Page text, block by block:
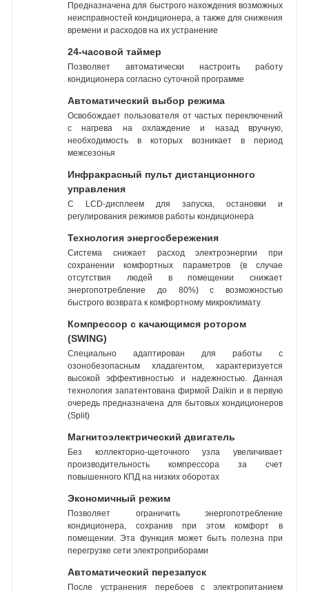
Предназначена для быстрого нахождения возможных
неисправностей кондиционера, а также для снижения
времени и расходов на их устранение
24-часовой таймер
Позволяет автоматически настроить работу
кондиционера согласно суточной программе
Автоматический выбор режима
Освобождает пользователя от частых переключений
с нагрева на охлаждение и назад вручную,
необходимость в которых возникает в период
межсезонья
Инфракрасный пульт дистанционного
управления
С LCD-дисплеем для запуска, остановки и
регулирования режимов работы кондиционера
Технология энергосбережения
Система снижает расход электроэнергии при
сохранении комфортных параметров (в случае
отсутствия людей в помещении снижает
энергопотребление до 80%) с возможностью
быстрого возврата к комфортному микроклимату
Компрессор с качающимся ротором
(SWING)
Специально адаптирован для работы с
озонобезопасным хладагентом, характеризуется
высокой эффективностью и надежностью. Данная
технология запатентована фирмой Daikin и в первую
очередь предназначена для бытовых кондиционеров
(Split)
Магнитоэлектрический двигатель
Без коллекторно-щеточного узла увеличивает
производительность компрессора за счет
повышенного КПД на низких оборотах
Экономичный режим
Позволяет ограничить энергопотребление
кондиционера, сохранив при этом комфорт в
помещении. Эта функция может быть полезна при
перегрузке сети электроприборами
Автоматический перезапуск
После устранения перебоев с электропитанием